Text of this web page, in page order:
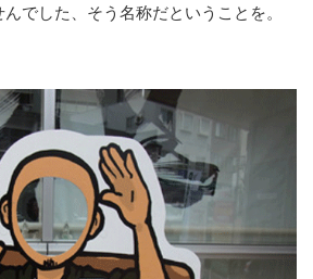
でした、そう名称だということを。